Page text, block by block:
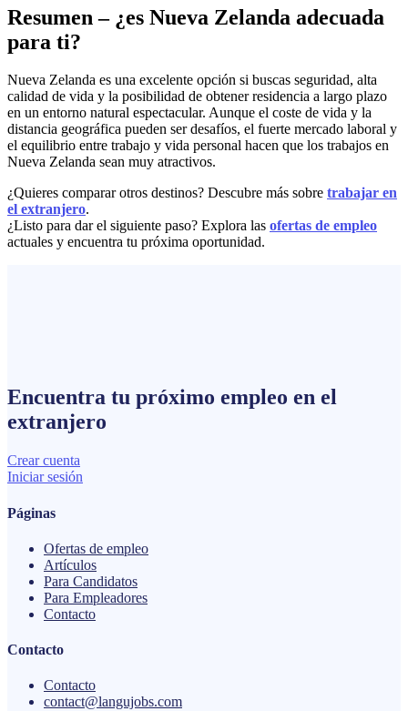
Resumen – ¿es Nueva Zelanda adecuada
para ti?
Nueva Zelanda es una excelente opción si buscas seguridad, alta
calidad de vida y la posibilidad de obtener residencia a largo plazo
en un entorno natural espectacular. Aunque el coste de vida y la
distancia geográfica pueden ser desafíos, el fuerte mercado laboral y
el equilibrio entre trabajo y vida personal hacen que los trabajos en
Nueva Zelanda sean muy atractivos.
¿Quieres comparar otros destinos? Descubre más sobre trabajar en
el extranjero.
¿Listo para dar el siguiente paso? Explora las ofertas de empleo
actuales y encuentra tu próxima oportunidad.
Encuentra tu próximo empleo en el
extranjero
Crear cuenta
Iniciar sesión
Páginas
Ofertas de empleo
Artículos
Para Candidatos
Para Empleadores
Contacto
Contacto
Contacto
contact@langujobs.com